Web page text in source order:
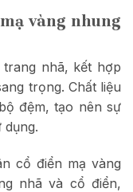
vàng nhung
nhã, kết hợp
trọng. Chất liệu
đệm, tạo nên sự
dụng.
cổ điển mạ vàng
nhã và cổ điển,